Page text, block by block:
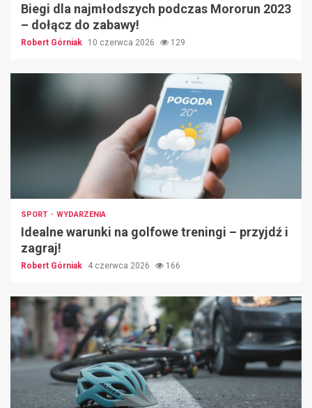
Biegi dla najmłodszych podczas Mororun 2023
– dołącz do zabawy!
Robert Górniak 10 czerwca 2026 129
SPORT WYDARZENIA
Idealne warunki na golfowe treningi – przyjdź i
zagraj!
Robert Górniak 4 czerwca 2026 166